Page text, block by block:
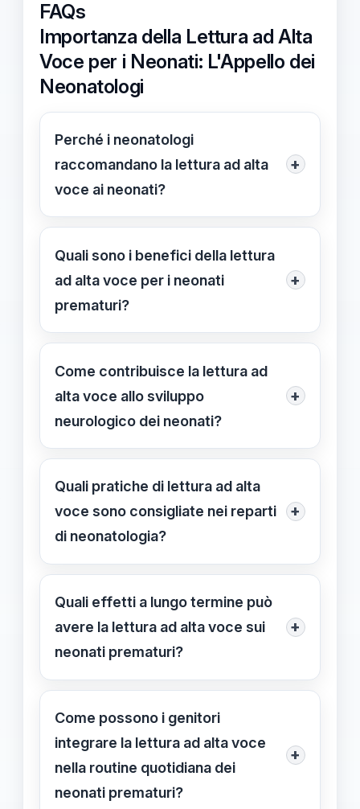
FAQs
Importanza della Lettura ad Alta
Voce per i Neonati: L'Appello dei
Neonatologi
Perché i neonatologi
raccomandano la lettura ad alta
voce ai neonati?
+
Perché favorisce lo sviluppo del
linguaggio, rafforza il legame affettivo
e crea un ambiente rassicurante per i
neonati, in particolare quelli prematuri.
Quali sono i benefici della lettura
ad alta voce per i neonati
prematuri?
+
Stimola lo sviluppo cognitivo e
linguistico, rafforza il legame con i
genitori e aiuta a ridurre stress e
ansia nei neonati prematuri.
Come contribuisce la lettura ad
alta voce allo sviluppo
neurologico dei neonati?
+
Stimola le aree cerebrali legate al
linguaggio e all’autoregolazione,
rafforzando il legame affettivo
attraverso la voce e la narrazione del
Quali pratiche di lettura ad alta
voce sono consigliate nei reparti
di neonatologia?
+
Leggere testi semplici con voci
calme, coinvolgere i genitori nelle
letture e, se possibile, utilizzare
materiali audio per stimolare i neonati
Quali effetti a lungo termine può
avere la lettura ad alta voce sui
neonati prematuri?
+
Può favorire uno sviluppo linguistico
più rapido, migliorare le capacità
cognitive e rafforzare il legame
affettivo, contribuendo al successo
scolastico futuro.
Come possono i genitori
integrare la lettura ad alta voce
nella routine quotidiana dei
neonati prematuri?
+